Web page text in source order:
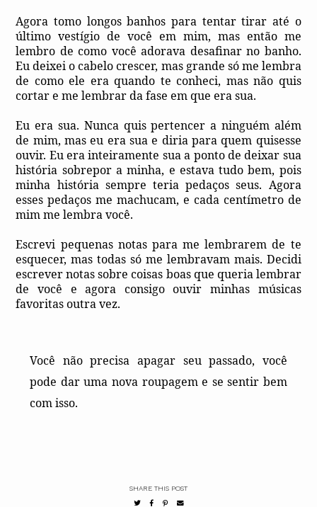
Agora tomo longos banhos para tentar tirar até o
último vestígio de você em mim, mas então me
lembro de como você adorava desafinar no banho.
Eu deixei o cabelo crescer, mas grande só me lembra
de como ele era quando te conheci, mas não quis
cortar e me lembrar da fase em que era sua.
Eu era sua. Nunca quis pertencer a ninguém além
de mim, mas eu era sua e diria para quem quisesse
ouvir. Eu era inteiramente sua a ponto de deixar sua
história sobrepor a minha, e estava tudo bem, pois
minha história sempre teria pedaços seus. Agora
esses pedaços me machucam, e cada centímetro de
mim me lembra você.
Escrevi pequenas notas para me lembrarem de te
esquecer, mas todas só me lembravam mais. Decidi
escrever notas sobre coisas boas que queria lembrar
de você e agora consigo ouvir minhas músicas
favoritas outra vez.
Você não precisa apagar seu passado, você
pode dar uma nova roupagem e se sentir bem
com isso.
SHARE THIS POST